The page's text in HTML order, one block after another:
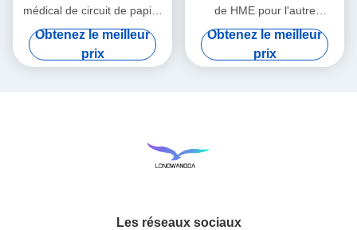
médical de circuit de papier
filtre de HMEF HME a ridé le
Obtenez le meilleur
prix
de HME pour l'autre
Comsumables médical
Obtenez le meilleur
prix
Les réseaux sociaux